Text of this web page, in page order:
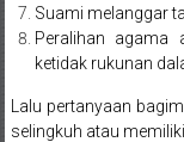
Kidul,
Kulon
Progo,
Suami melanggar
Peralihan agama
ketidak rukunan
Lalu pertanyaan
selingkuh atau